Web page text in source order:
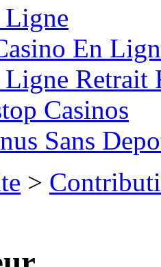
Ligne
En
Retrait
Casinos
Sans
>